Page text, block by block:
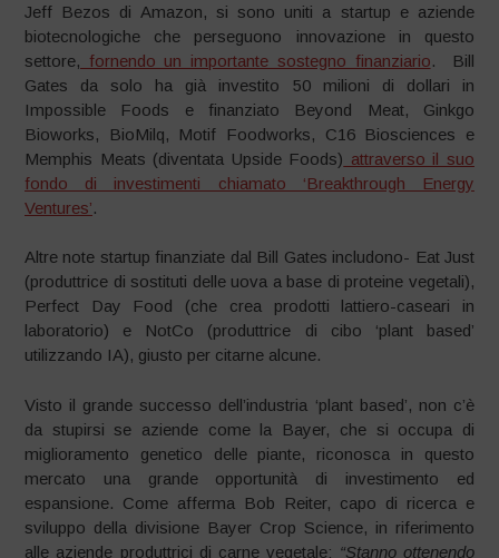
Jeff Bezos di Amazon, si sono uniti a startup e aziende
biotecnologiche che perseguono innovazione in questo
settore, fornendo un importante sostegno finanziario. Bill
Gates da solo ha già investito 50 milioni di dollari in
Impossible Foods e finanziato Beyond Meat, Ginkgo
Bioworks, BioMilq, Motif Foodworks, C16 Biosciences e
Memphis Meats (diventata Upside Foods) attraverso il suo
fondo di investimenti chiamato ‘Breakthrough Energy
Ventures’.
Altre note startup finanziate dal Bill Gates includono- Eat Just
(produttrice di sostituti delle uova a base di proteine vegetali),
Perfect Day Food (che crea prodotti lattiero-caseari in
laboratorio) e NotCo (produttrice di cibo ‘plant based’
utilizzando IA), giusto per citarne alcune.
Visto il grande successo dell’industria ‘plant based’, non c’è
da stupirsi se aziende come la Bayer, che si occupa di
miglioramento genetico delle piante, riconosca in questo
mercato una grande opportunità di investimento ed
espansione. Come afferma Bob Reiter, capo di ricerca e
sviluppo della divisione Bayer Crop Science, in riferimento
alle aziende produttrici di carne vegetale: “Stanno ottenendo